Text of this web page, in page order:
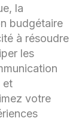
la
budgétaire
à résoudre
les
et
votre